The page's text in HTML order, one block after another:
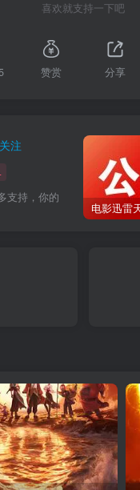
喜欢就支持一下吧
赞赏 分享
关注
支持，你的